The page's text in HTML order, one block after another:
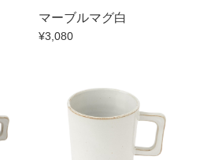
マーブルマグ白
¥3,080